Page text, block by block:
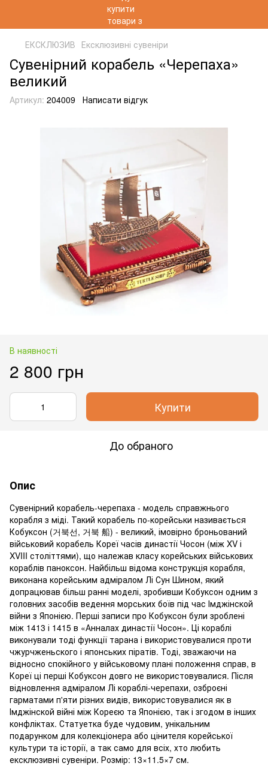
ЕКСКЛЮЗИВ Ексклюзивні сувеніри
Сувенірний корабель «Черепаха»
великий
Артикул: 204009 Написати відгук
В наявності
2 800 грн
Купити
До обраного
Опис
Сувенірний корабель-черепаха - модель справжнього
корабля з міді. Такий корабель по-корейськи називається
Кобуксон (거북선, 거북 船) - великий, імовірно броньований
військовий корабель Кореї часів династії Чосон (між XV і
XVIII століттями), що належав класу корейських військових
кораблів паноксон. Найбільш відома конструкція корабля,
виконана корейським адміралом Лі Сун Шином, який
допрацював більш ранні моделі, зробивши Кобуксон одним з
головних засобів ведення морських боїв під час Імджінской
війни з Японією. Перші записи про Кобуксон були зроблені
між 1413 і 1415 в «Анналах династії Чосон». Ці кораблі
виконували тоді функції тарана і використовувалися проти
чжурчженьского і японських піратів. Тоді, зважаючи на
відносно спокійного у військовому плані положення справ, в
Кореї ці перші Кобуксон довго не використовувалися. Після
відновлення адміралом Лі кораблі-черепахи, озброєні
гарматами п'яти різних видів, використовувалися як в
Імджінской війні між Кореєю та Японією, так і згодом в інших
конфліктах. Статуетка буде чудовим, унікальним
подарунком для колекціонера або цінителя корейської
культури та історії, а так само для всіх, хто любить
ексклюзивні сувеніри. Розмір: 13×11.5×7 см.